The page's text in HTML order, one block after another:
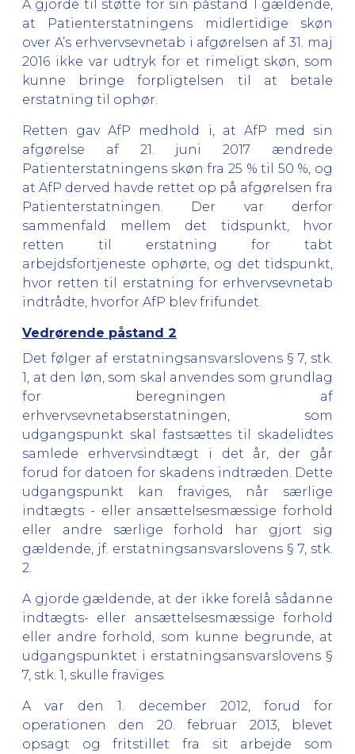
A gjorde til støtte for sin påstand 1 gældende,
at Patienterstatningens midlertidige skøn
over A’s erhvervsevnetab i afgørelsen af 31. maj
2016 ikke var udtryk for et rimeligt skøn, som
kunne bringe forpligtelsen til at betale
erstatning til ophør.
Retten gav AfP medhold i, at AfP med sin
afgørelse af 21. juni 2017 ændrede
Patienterstatningens skøn fra 25 % til 50 %, og
at AfP derved havde rettet op på afgørelsen fra
Patienterstatningen. Der var derfor
sammenfald mellem det tidspunkt, hvor
retten til erstatning for tabt
arbejdsfortjeneste ophørte, og det tidspunkt,
hvor retten til erstatning for erhvervsevnetab
indtrådte, hvorfor AfP blev frifundet.
Vedrørende påstand 2
Det følger af erstatningsansvarslovens § 7, stk.
1, at den løn, som skal anvendes som grundlag
for beregningen af
erhvervsevnetabserstatningen, som
udgangspunkt skal fastsættes til skadelidtes
samlede erhvervsindtægt i det år, der går
forud for datoen for skadens indtræden. Dette
udgangspunkt kan fraviges, når særlige
indtægts - eller ansættelsesmæssige forhold
eller andre særlige forhold har gjort sig
gældende, jf. erstatningsansvarslovens § 7, stk.
2.
A gjorde gældende, at der ikke forelå sådanne
indtægts- eller ansættelsesmæssige forhold
eller andre forhold, som kunne begrunde, at
udgangspunktet i erstatningsansvarslovens §
7, stk. 1, skulle fraviges.
A var den 1. december 2012, forud for
operationen den 20. februar 2013, blevet
opsagt og fritstillet fra sit arbejde som